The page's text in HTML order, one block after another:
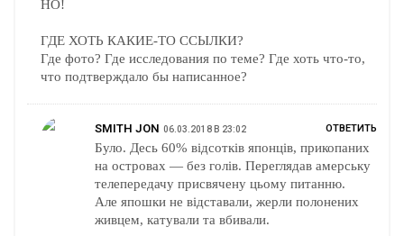
НО!
ГДЕ ХОТЬ КАКИЕ-ТО ССЫЛКИ?
Где фото? Где исследования по теме? Где хоть что-то,
что подтверждало бы написанное?
SMITH JON 06.03.2018 В 23:02
Було. Десь 60% відсотків японців, прикопаних
на островах — без голів. Переглядав амерську
телепередачу присвячену цьому питанню.
Але япошки не відставали, жерли полонених
живцем, катували та вбивали.
ОТВЕТИТЬ